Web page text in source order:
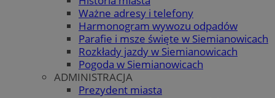
Ważne adresy i telefony
Harmonogram wywozu odpadów
Parafie i msze święte w Siemianowicach
Rozkłady jazdy w Siemianowicach
Pogoda w Siemianowicach
ADMINISTRACJA
Prezydent miasta